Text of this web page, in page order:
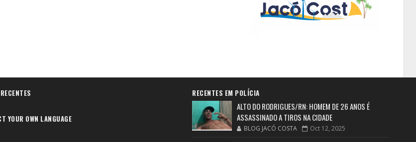
YOUR OWN LANGUAGE
RECENTES EM POLÍCIA
ALTO DO RODRIGUES/RN: HOMEM DE 26 ANOS É
ASSASSINADO A TIROS NA CIDADE
BLOG JACÓ COSTA Oct 12, 2025